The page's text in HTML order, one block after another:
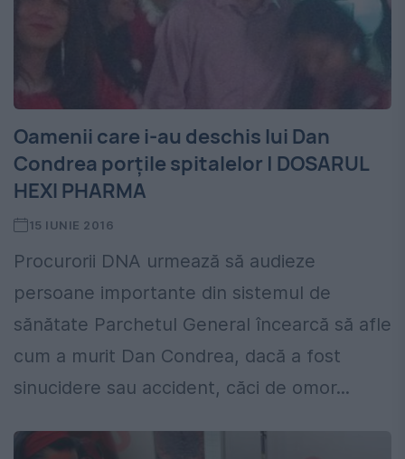
Oamenii care i-au deschis lui Dan
Condrea porțile spitalelor | DOSARUL
HEXI PHARMA
15 IUNIE 2016
Procurorii DNA urmează să audieze
persoane importante din sistemul de
sănătate Parchetul General încearcă să afle
cum a murit Dan Condrea, dacă a fost
sinucidere sau accident, căci de omor...